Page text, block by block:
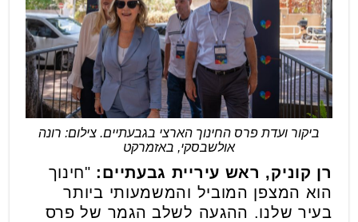
ביקור ועדת פרס החינוך הארצי בגבעתיים. צילום: רונה
אולשבסקי, באזמרקט
רן קוניק, ראש עיריית גבעתיים: "חינוך
הוא המצפן המוביל והמשמעותי ביותר
בעיר שלנו. ההגעה לשלב הגמר של פרס